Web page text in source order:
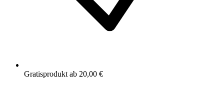
Gratisprodukt ab 20,00 €